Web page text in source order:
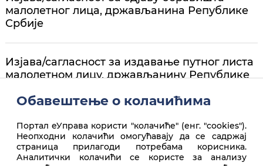
малолетног лица, држављанина Републике
Србије
Изјава/сагласност за издавање путног листа
малолетном лицу, држављанину Републике
Обавештење о колачићима
Портал еУправа користи "колачиће" (енг. "cookies").
Неопходни колачићи омогућавају да се садржај
страница прилагоди потребама корисника.
Аналитички колачићи се користе за анализу